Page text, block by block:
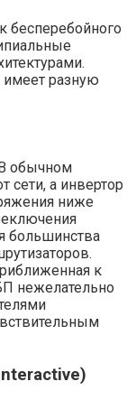
бесперебойного
разную
обычном
сети, а инвертор
ниже
большинства
к
нежелательно